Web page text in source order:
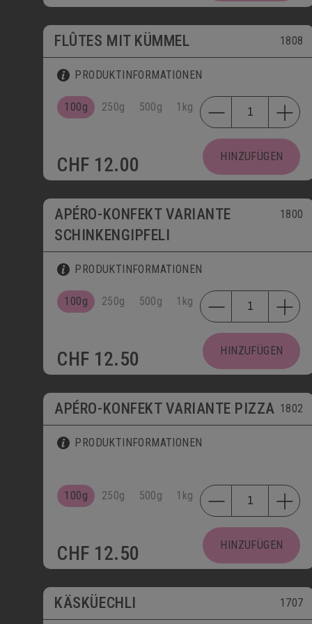
FLÛTES MIT KÜMMEL 1808
PRODUKTINFORMATIONEN
100g 250g 500g 1kg
CHF 12.00 HINZUFÜGEN
APÉRO-KONFEKT VARIANTE
SCHINKENGIPFELI
1800
PRODUKTINFORMATIONEN
100g 250g 500g 1kg
CHF 12.50 HINZUFÜGEN
APÉRO-KONFEKT VARIANTE PIZZA 1802
PRODUKTINFORMATIONEN
100g 250g 500g 1kg
CHF 12.50 HINZUFÜGEN
KÄSKÜECHLI 1707